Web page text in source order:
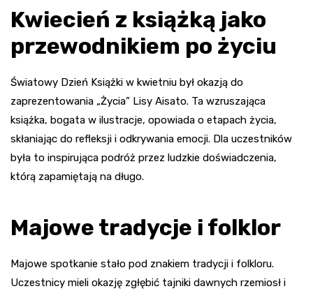
Kwiecień z książką jako
przewodnikiem po życiu
Światowy Dzień Książki w kwietniu był okazją do
zaprezentowania „Życia” Lisy Aisato. Ta wzruszająca
książka, bogata w ilustracje, opowiada o etapach życia,
skłaniając do refleksji i odkrywania emocji. Dla uczestników
była to inspirująca podróż przez ludzkie doświadczenia,
którą zapamiętają na długo.
Majowe tradycje i folklor
Majowe spotkanie stało pod znakiem tradycji i folkloru.
Uczestnicy mieli okazję zgłębić tajniki dawnych rzemiosł i